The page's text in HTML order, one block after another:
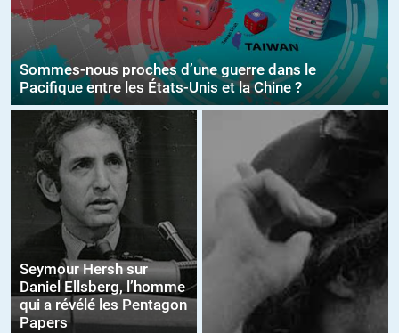
Sommes-nous proches d’une guerre dans le
Pacifique entre les États-Unis et la Chine ?
Seymour Hersh sur
Daniel Ellsberg, l’homme
qui a révélé les Pentagon
Papers